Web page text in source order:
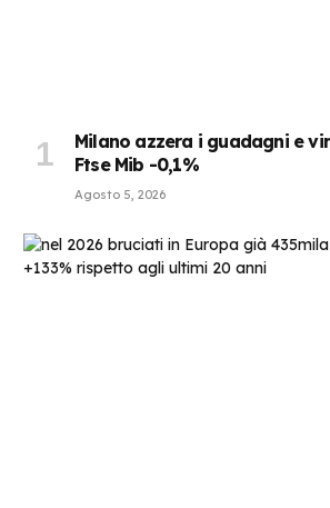
Milano azzera i guadagni e
Ftse Mib -0,1%
Agosto 5, 2026